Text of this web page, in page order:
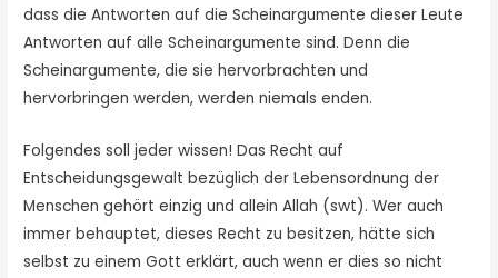
dass die Antworten auf die Scheinargumente dieser Leute
Antworten auf alle Scheinargumente sind. Denn die
Scheinargumente, die sie hervorbrachten und
hervorbringen werden, werden niemals enden.
Folgendes soll jeder wissen! Das Recht auf
Entscheidungsgewalt bezüglich der Lebensordnung der
Menschen gehört einzig und allein Allah (swt). Wer auch
immer behauptet, dieses Recht zu besitzen, hätte sich
selbst zu einem Gott erklärt, auch wenn er dies so nicht